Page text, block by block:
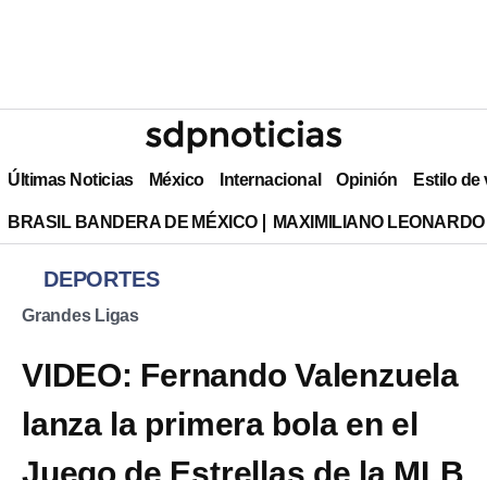
Últimas Noticias México Internacional Opinión Estilo de
BRASIL BANDERA DE MÉXICO MAXIMILIANO
DEPORTES
Grandes Ligas
VIDEO: Fernando Valenzuela
lanza la primera bola en el